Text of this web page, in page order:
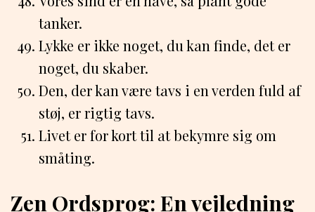
tanker.
Lykke er ikke noget, du kan finde, det er
noget, du skaber.
Den, der kan være tavs i en verden fuld af
støj, er rigtig tavs.
Livet er for kort til at bekymre sig om
småting.
Zen Ordsprog: En vejledning